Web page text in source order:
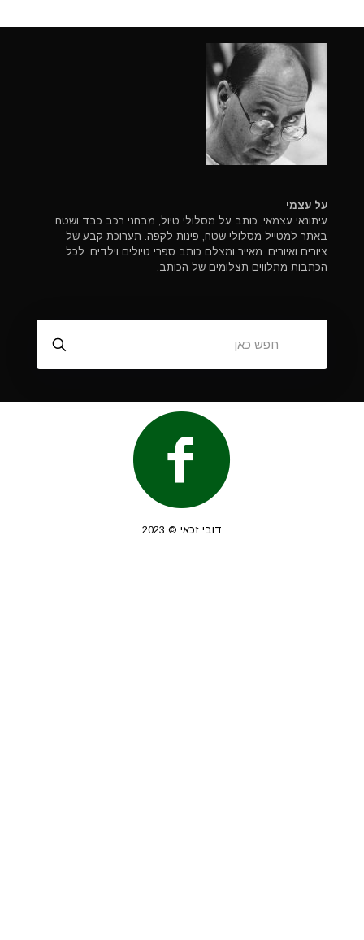
על עצמי
עיתונאי עצמאי, כותב על מסלולי טיול, מבחני רכב כבד ושטח.
באתר למטייל מסלולי שטח, פינות לקפה. תערוכת קבע של
ציורים ואיורים. מאייר ומצלם כותב ספרי טיולים וילדים. לכל
הכתבות מתלווים תצלומים של הכותב.
דובי זכאי © 2023